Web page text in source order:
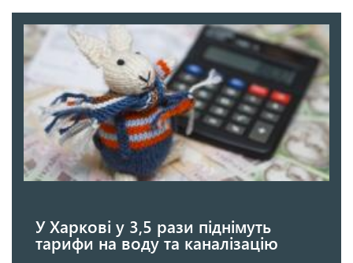
У Харкові у 3,5 рази піднімуть
тарифи на воду та каналізацію